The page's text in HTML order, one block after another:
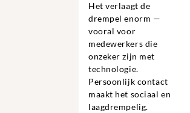
Het verlaagt de
drempel enorm —
vooral voor
medewerkers die
onzeker zijn met
technologie.
Persoonlijk contact
maakt het sociaal en
laagdrempelig.